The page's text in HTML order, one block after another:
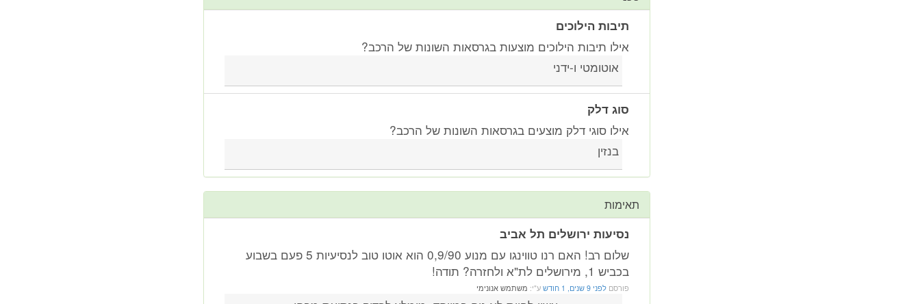
תיבות הילוכים
אילו תיבות הילוכים מוצעות בגרסאות השונות של הרכב?
אוטומטי ו-ידני
סוג דלק
אילו סוגי דלק מוצעים בגרסאות השונות של הרכב?
בנזין
תאימות
נסיעות ירושלים תל אביב
שלום רב! האם רנו טווינגו עם מנוע 0,9/90 הוא אוטו טוב לנסיעיות 5 פעם בשבוע
בכביש 1, מירושלים לת"א ולחזרה? תודה!
פורסםלפני 9 שנים, 1 חודש ע"י: משתמש אנונימי